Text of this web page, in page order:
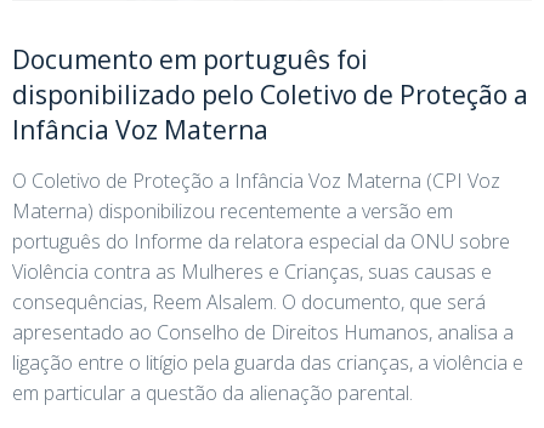
Documento em português foi
disponibilizado pelo Coletivo de Proteção a
Infância Voz Materna
O Coletivo de Proteção a Infância Voz Materna (CPI Voz
Materna) disponibilizou recentemente a versão em
português do Informe da relatora especial da ONU sobre
Violência contra as Mulheres e Crianças, suas causas e
consequências, Reem Alsalem. O documento, que será
apresentado ao Conselho de Direitos Humanos, analisa a
ligação entre o litígio pela guarda das crianças, a violência e
em particular a questão da alienação parental.